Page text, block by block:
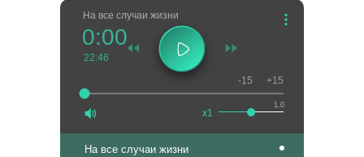
На все случаи жизни
0:00
22:46
1.0
x1
-15 +15
На все случаи жизни